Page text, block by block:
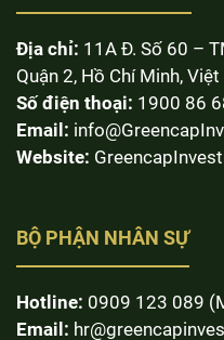
Địa chỉ: 11A Đ. Số 60 –
Quận 2, Hồ Chí Minh,
Số điện thoại: 1900 86
Email:
Website:
BỘ PHẬN NHÂN SỰ
Hotline: 0909 123 089
Email: